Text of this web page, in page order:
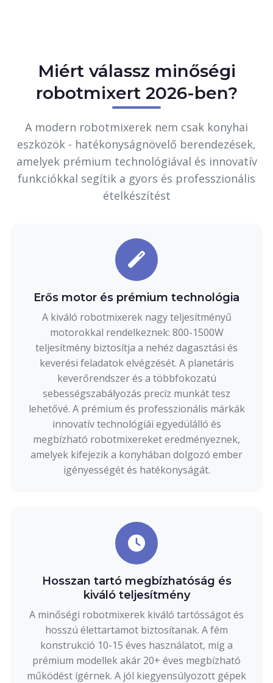
Miért válassz minőségi
robotmixert 2026-ben?
A modern robotmixerek nem csak konyhai
eszközök - hatékonyságnövelő berendezések,
amelyek prémium technológiával és innovatív
funkciókkal segítik a gyors és professzionális
ételkészítést
Erős motor és prémium technológia
A kiváló robotmixerek nagy teljesítményű
motorokkal rendelkeznek: 800-1500W
teljesítmény biztosítja a nehéz dagasztási és
keverési feladatok elvégzését. A planetáris
keverőrendszer és a többfokozatú
sebességszabályozás precíz munkát tesz
lehetővé. A prémium és professzionális márkák
innovatív technológiái egyedülálló és
megbízható robotmixereket eredményeznek,
amelyek kifejezik a konyhában dolgozó ember
igényességét és hatékonyságát.
Hosszan tartó megbízhatóság és
kiváló teljesítmény
A minőségi robotmixerek kiváló tartósságot és
hosszú élettartamot biztosítanak. A fém
konstrukció 10-15 éves használatot, míg a
prémium modellek akár 20+ éves megbízható
működést ígérnek. A jól kiegyensúlyozott gépek